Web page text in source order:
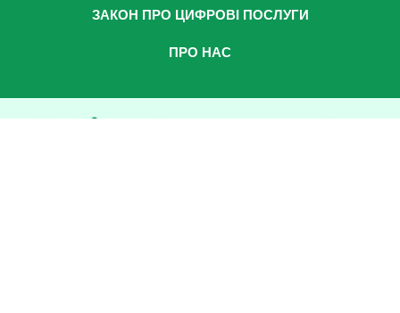
ЗАКОН ПРО ЦИФРОВІ ПОСЛУГИ
ПРО НАС